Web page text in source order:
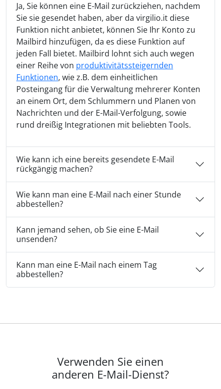
Ja, Sie können eine E-Mail zurückziehen, nachdem
Sie sie gesendet haben, aber da virgilio.it diese
Funktion nicht anbietet, können Sie Ihr Konto zu
Mailbird hinzufügen, da es diese Funktion auf
jeden Fall bietet. Mailbird lohnt sich auch wegen
einer Reihe von produktivitätssteigernden
Funktionen, wie z.B. dem einheitlichen
Posteingang für die Verwaltung mehrerer Konten
an einem Ort, dem Schlummern und Planen von
Nachrichten und der E-Mail-Verfolgung, sowie
rund dreißig Integrationen mit beliebten Tools.
Wie kann ich eine bereits gesendete E-Mail
rückgängig machen?
Wie kann man eine E-Mail nach einer Stunde
abbestellen?
Kann jemand sehen, ob Sie eine E-Mail
unsenden?
Kann man eine E-Mail nach einem Tag
abbestellen?
Verwenden Sie einen
anderen E-Mail-Dienst?